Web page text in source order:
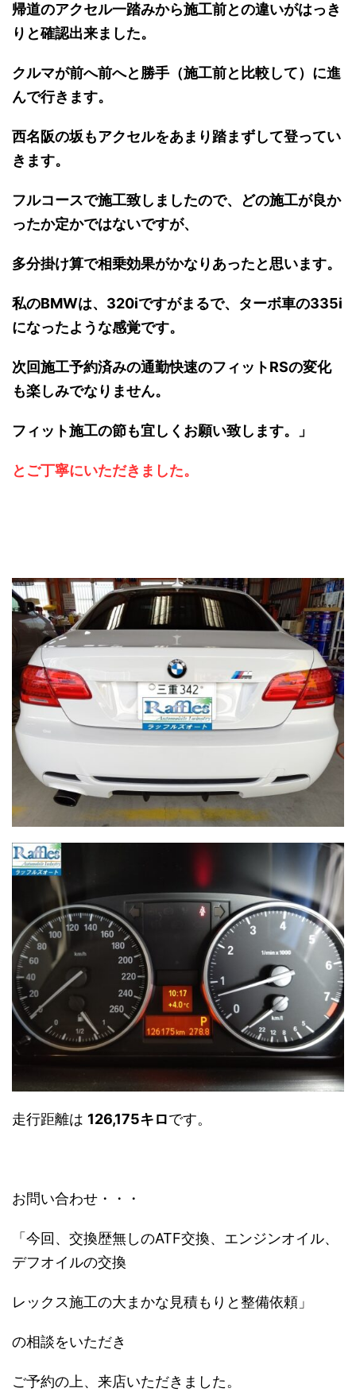
帰道のアクセル一踏みから施工前との違いがはっき
りと確認出来ました。
クルマが前へ前へと勝手（施工前と比較して）に進
んで行きます。
西名阪の坂もアクセルをあまり踏まずして登ってい
きます。
フルコースで施工致しましたので、どの施工が良か
ったか定かではないですが、
多分掛け算で相乗効果がかなりあったと思います。
私のBMWは、320iですがまるで、ターボ車の335i
になったような感覚です。
次回施工予約済みの通勤快速のフィットRSの変化
も楽しみでなりません。
フィット施工の節も宜しくお願い致します。」
とご丁寧にいただきました。
走行距離は 126,175キロです。
お問い合わせ・・・
「今回、交換歴無しのATF交換、エンジンオイル、
デフオイルの交換
レックス施工の大まかな見積もりと整備依頼」
の相談をいただき
ご予約の上、来店いただきました。